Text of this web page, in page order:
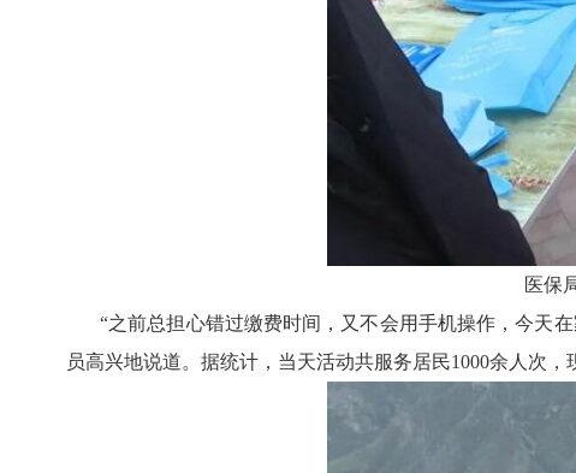
医保
“之前总担心错过缴费时间，又不会用手机操作，今天
员高兴地说道。据统计，当天活动共服务居民1000余人次